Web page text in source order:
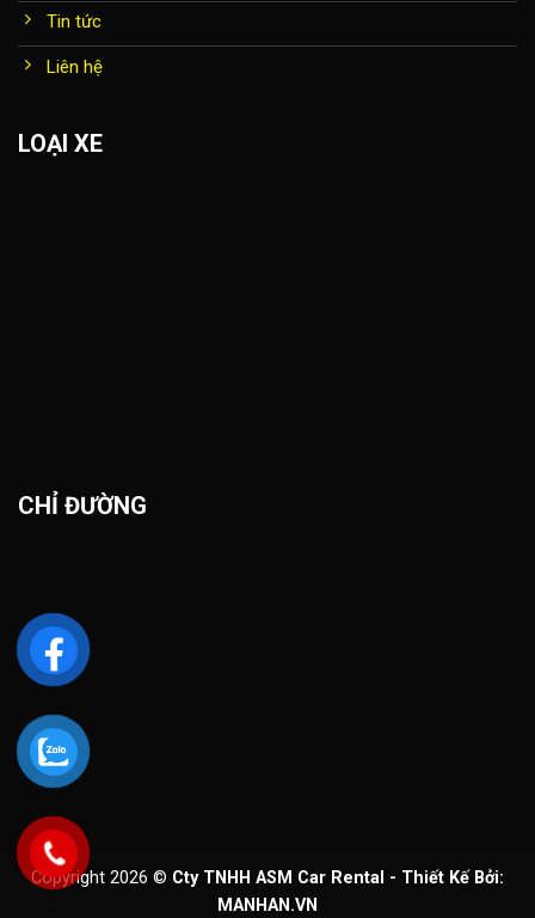
Tin tức
Liên hệ
LOẠI XE
CHỈ ĐƯỜNG
Copyright 2026 © Cty TNHH ASM Car Rental - Thiết Kế Bởi:
MANHAN.VN